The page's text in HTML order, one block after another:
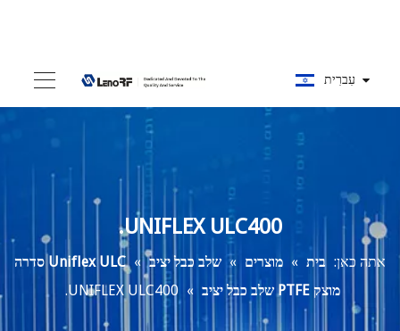
עִברִית
UNIFLEX ULC400.
אתה כאן: בית » מוצרים » שלב כבל יציב »
Uniflex ULC סדרה
מוצק PTFE שלב כבל יציב
»
UNIFLEX ULC400.